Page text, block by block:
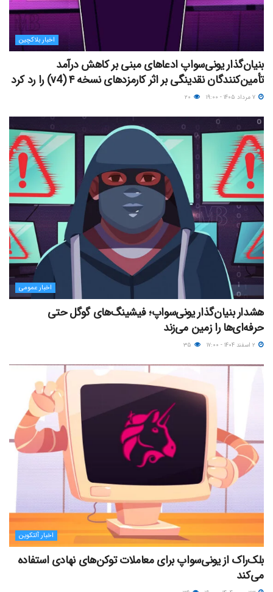
اخبار بلاکچین
بنیان‌گذار یونی‌سواپ ادعاهای مبنی بر کاهش درآمد
تأمین‌کنندگان نقدینگی بر اثر کارمزدهای نسخه ۴ (v4) را رد کرد
اخبار عمومی
هشدار بنیان‌گذار یونی‌سواپ؛ فیشینگ‌های گوگل حتی
حرفه‌ای‌ها را زمین می‌زند
اخبار آلتکوین
بلک‌راک از یونی‌سواپ برای معاملات توکن‌های نهادی استفاده
می‌کند